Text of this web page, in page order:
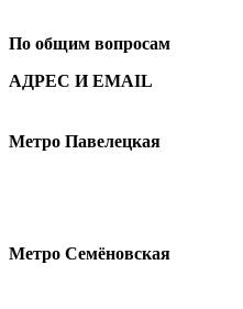
По общим вопросам
АДРЕС И EMAIL
Метро Павелецкая
Метро Семёновская